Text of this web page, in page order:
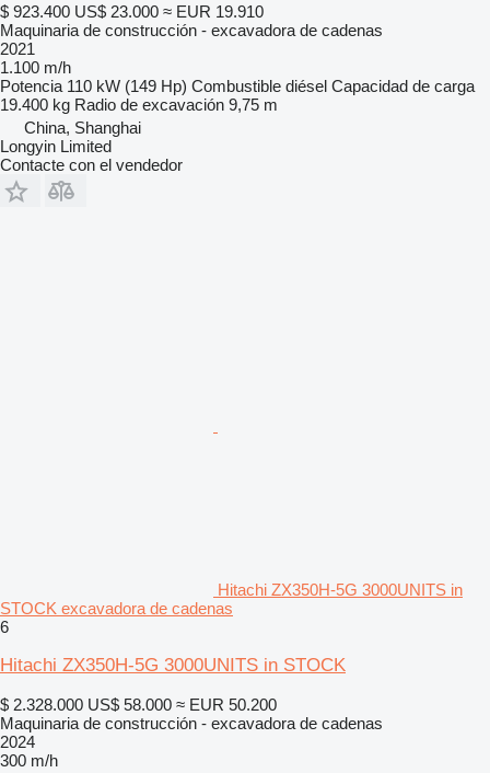
$ 923.400 US$ 23.000 ≈ EUR 19.910
Maquinaria de construcción - excavadora de cadenas
2021
1.100 m/h
Potencia 110 kW (149 Hp) Combustible diésel Capacidad de carga
19.400 kg Radio de excavación 9,75 m
China, Shanghai
Longyin Limited
Contacte con el vendedor
Hitachi ZX350H-5G 3000UNITS in
STOCK excavadora de cadenas
6
Hitachi ZX350H-5G 3000UNITS in STOCK
$ 2.328.000 US$ 58.000 ≈ EUR 50.200
Maquinaria de construcción - excavadora de cadenas
2024
300 m/h